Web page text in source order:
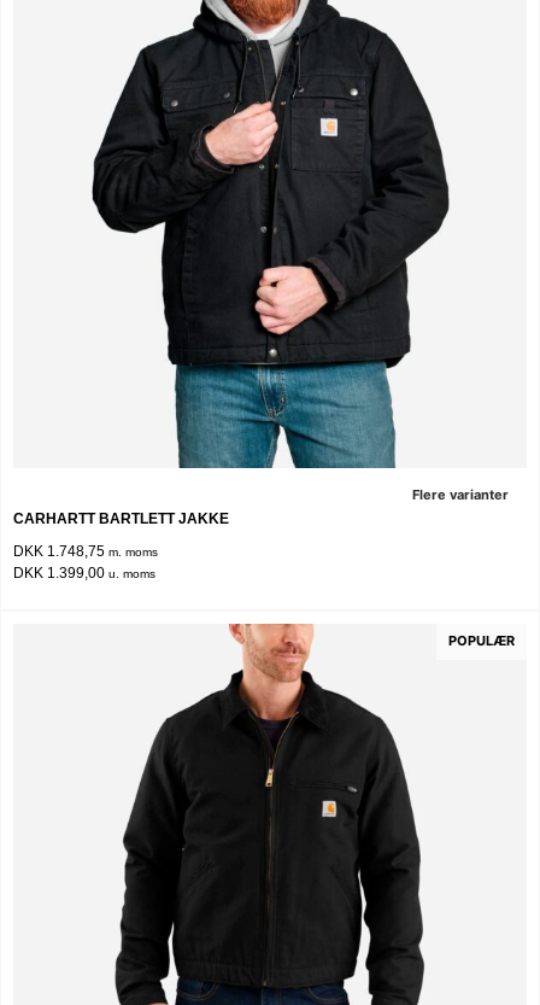
Flere varianter
CARHARTT BARTLETT JAKKE
DKK 1.748,75 m. moms
DKK 1.399,00 u. moms
POPULÆR